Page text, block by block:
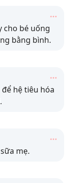
cho bé uống
bằng bình.
hệ tiêu hóa
mẹ.